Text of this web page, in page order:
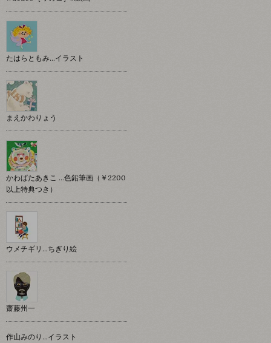
たはらともみ…イラスト
まえかわりょう
かわばたあきこ …色鉛筆画（￥2200
以上特典つき）
ウメチギリ…ちぎり絵
齋藤州一
作山みのり…イラスト